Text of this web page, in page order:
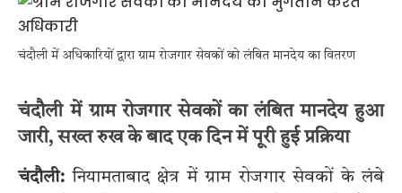
चंदौली में अधिकारियों द्वारा ग्राम रोजगार सेवकों को लंबित मानदेय का वितरण
चंदौली में ग्राम रोजगार सेवकों का लंबित मानदेय हुआ
जारी, सख्त रुख के बाद एक दिन में पूरी हुई प्रक्रिया
चंदौली: नियामताबाद क्षेत्र में ग्राम रोजगार सेवकों के लंबे